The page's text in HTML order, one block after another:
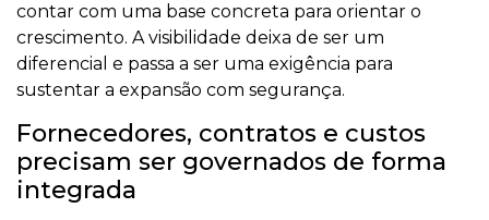
contar com uma base concreta para orientar o
crescimento. A visibilidade deixa de ser um
diferencial e passa a ser uma exigência para
sustentar a expansão com segurança.
Fornecedores, contratos e custos
precisam ser governados de forma
integrada